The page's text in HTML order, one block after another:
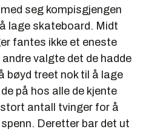
seg kompisgjengen
lage skateboard. Midt
fantes ikke et eneste
valgte det de hadde
bøyd treet nok til å lage
på hos alle de kjente
antall tvinger for å
Deretter bar det ut